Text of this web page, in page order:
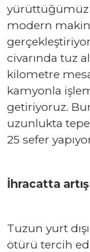
yürüttüğümüz
modern
civarında tuz
kilometre
kamyonla
getiriyoruz.
uzunlukta
25 sefer
İhracatta artış
Tuzun yurt
ötürü tercih